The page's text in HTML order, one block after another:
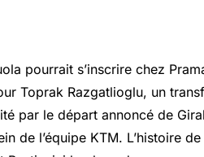
pourrait s’inscrire chez
Toprak Razgatlioglu, un
par le départ annoncé de
de l’équipe KTM. L’histoire